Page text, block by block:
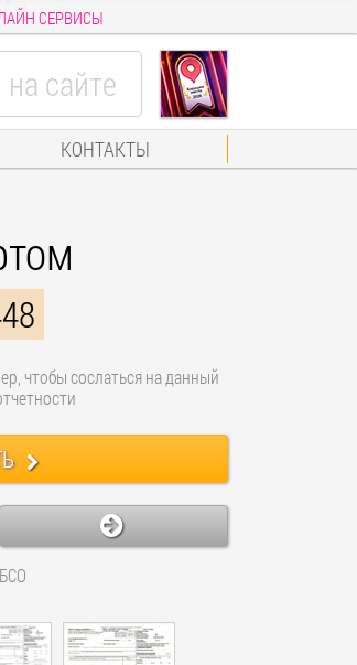
СЕРВИСЫ
КОНТАКТЫ
чтобы сослаться на данный